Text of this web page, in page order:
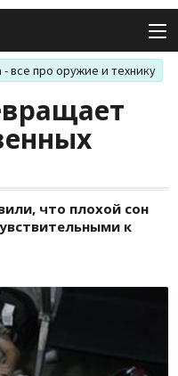
все про оружие и технику
что плохой сон
к